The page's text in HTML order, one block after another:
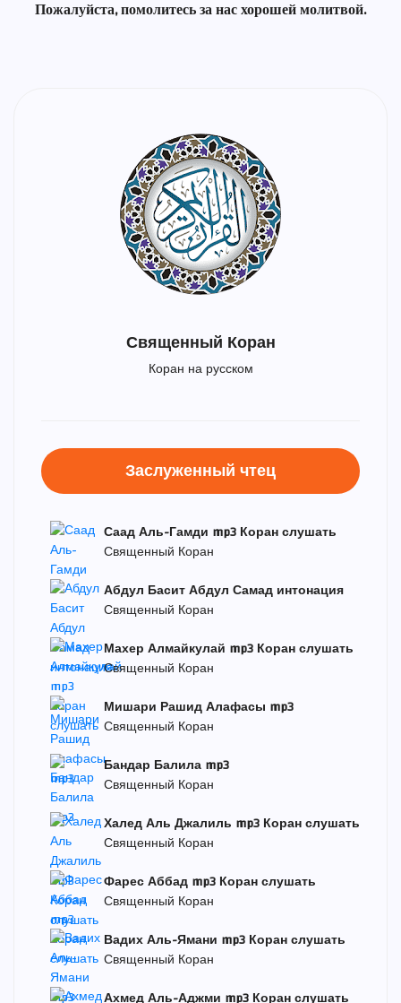
Пожалуйста, помолитесь за нас хорошей молитвой.
Священный Коран
Коран на русском
Заслуженный чтец
Саад Аль-Гамди mp3 Коран слушать
Священный Коран
Абдул Басит Абдул Самад интонация
Священный Коран
Махер Алмайкулай mp3 Коран слушать
Священный Коран
Мишари Рашид Алафасы mp3
Священный Коран
Бандар Балила mp3
Священный Коран
Халед Аль Джалиль mp3 Коран слушать
Священный Коран
Фарес Аббад mp3 Коран слушать
Священный Коран
Вадих Аль-Ямани mp3 Коран слушать
Священный Коран